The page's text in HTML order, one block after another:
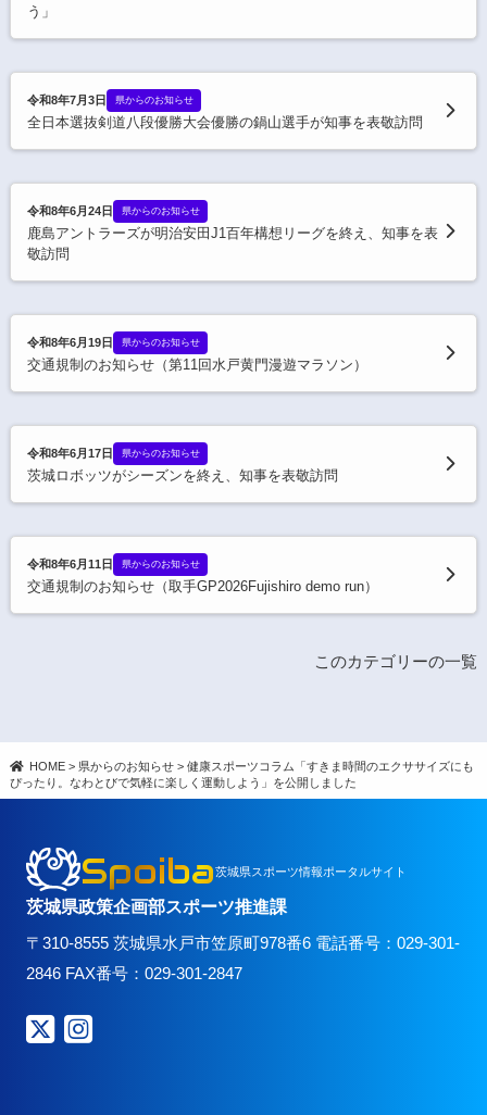
う」
令和8年7月3日 県からのお知らせ
全日本選抜剣道八段優勝大会優勝の鍋山選手が知事を表敬訪問
令和8年6月24日 県からのお知らせ
鹿島アントラーズが明治安田J1百年構想リーグを終え、知事を表
敬訪問
令和8年6月19日 県からのお知らせ
交通規制のお知らせ（第11回水戸黄門漫遊マラソン）
令和8年6月17日 県からのお知らせ
茨城ロボッツがシーズンを終え、知事を表敬訪問
令和8年6月11日 県からのお知らせ
交通規制のお知らせ（取手GP2026Fujishiro demo run）
このカテゴリーの一覧
HOME > 県からのお知らせ >健康スポーツコラム「すきま時間のエクササイズにも
ぴったり。なわとびで気軽に楽しく運動しよう」を公開しました
Spoiba茨城県スポーツ情報ポータルサイト
茨城県政策企画部スポーツ推進課
〒310-8555 茨城県水戸市笠原町978番6 電話番号：029-301-
2846 FAX番号：029-301-2847